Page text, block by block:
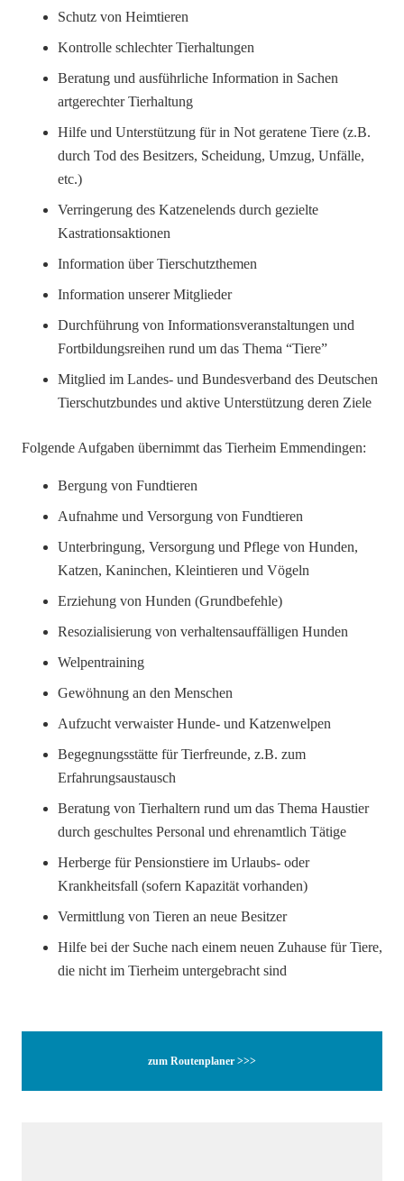
Schutz von Heimtieren
Kontrolle schlechter Tierhaltungen
Beratung und ausführliche Information in Sachen
artgerechter Tierhaltung
Hilfe und Unterstützung für in Not geratene Tiere (z.B.
durch Tod des Besitzers, Scheidung, Umzug, Unfälle,
etc.)
Verringerung des Katzenelends durch gezielte
Kastrationsaktionen
Information über Tierschutzthemen
Information unserer Mitglieder
Durchführung von Informationsveranstaltungen und
Fortbildungsreihen rund um das Thema “Tiere”
Mitglied im Landes- und Bundesverband des Deutschen
Tierschutzbundes und aktive Unterstützung deren Ziele
Folgende Aufgaben übernimmt das Tierheim Emmendingen:
Bergung von Fundtieren
Aufnahme und Versorgung von Fundtieren
Unterbringung, Versorgung und Pflege von Hunden,
Katzen, Kaninchen, Kleintieren und Vögeln
Erziehung von Hunden (Grundbefehle)
Resozialisierung von verhaltensauffälligen Hunden
Welpentraining
Gewöhnung an den Menschen
Aufzucht verwaister Hunde- und Katzenwelpen
Begegnungsstätte für Tierfreunde, z.B. zum
Erfahrungsaustausch
Beratung von Tierhaltern rund um das Thema Haustier
durch geschultes Personal und ehrenamtlich Tätige
Herberge für Pensionstiere im Urlaubs- oder
Krankheitsfall (sofern Kapazität vorhanden)
Vermittlung von Tieren an neue Besitzer
Hilfe bei der Suche nach einem neuen Zuhause für Tiere,
die nicht im Tierheim untergebracht sind
zum Routenplaner >>>